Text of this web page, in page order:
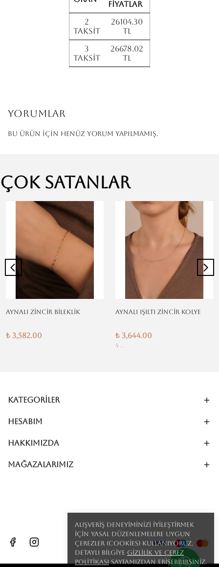
Alışveriş deneyiminizi iyileştirmek
için yasal düzenlemelere uygun
çerezler (cookies) kullanıyoruz.
Detaylı bilgiye Gizlilik ve Çerez
Politikasısayfamızdan erişebilirsiniz.
fiyatlar
2
Taksit
26104.30
TL
3
Taksit
26678.02
TL
Yorumlar
Bu ürün için henüz yorum yapılmamış.
Çok Satanlar
AYNALI ZİNCİR BİLEKLİK
₺ 3,582.00
AYNALI IŞILTI ZİNCİR KOLYE
₺ 3,644.00
4 ..
Kategoriler
Hesabım
Hakkımızda
MAĞAZALARIMIZ